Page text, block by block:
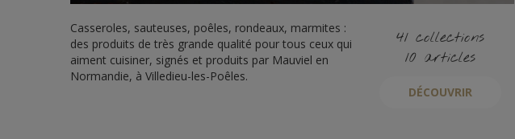
Casseroles, sauteuses, poêles, rondeaux, marmites :
des produits de très grande qualité pour tous ceux qui
aiment cuisiner, signés et produits par Mauviel en
Normandie, à Villedieu-les-Poêles.
41 collections
10 articles
DÉCOUVRIR